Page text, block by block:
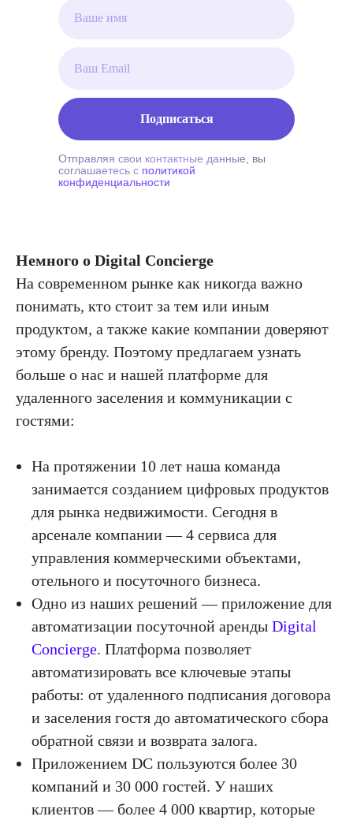
Отправляя свои контактные данные, вы
соглашаетесь с политикой
конфиденциальности
Подписаться
Немного о Digital Concierge
На современном рынке как никогда важно
понимать, кто стоит за тем или иным
продуктом, а также какие компании доверяют
этому бренду. Поэтому предлагаем узнать
больше о нас и нашей платформе для
удаленного заселения и коммуникации с
гостями:
На протяжении 10 лет наша команда
занимается созданием цифровых продуктов
для рынка недвижимости. Сегодня в
арсенале компании — 4 сервиса для
управления коммерческими объектами,
отельного и посуточного бизнеса.
Одно из наших решений — приложение для
автоматизации посуточной аренды Digital
Concierge. Платформа позволяет
автоматизировать все ключевые этапы
работы: от удаленного подписания договора
и заселения гостя до автоматического сбора
обратной связи и возврата залога.
Приложением DC пользуются более 30
компаний и 30 000 гостей. У наших
клиентов — более 4 000 квартир, которые